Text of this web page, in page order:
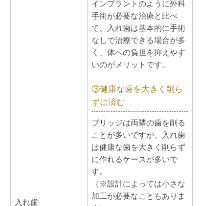
入れ歯
インプラントのように外科
手術が必要な治療と比べ
て、入れ歯は基本的に手術
なしで治療できる場合が多
く、体への負担を抑えやす
いのがメリットです。
③健康な歯を大きく削ら
ずに済む
ブリッジは両隣の歯を削る
ことが多いですが、入れ歯
は健康な歯を大きく削らず
に作れるケースが多いで
す。
（※設計によっては小さな
加工が必要なこともありま